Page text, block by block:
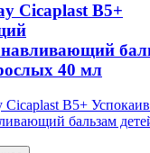
Cicaplast B5+
40 мл